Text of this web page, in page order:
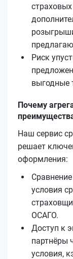
Риск
выгодные
Почему
Наш сервис
решает
оформления:
условия
ОСАГО.
Доступ к
партнёры
условия,